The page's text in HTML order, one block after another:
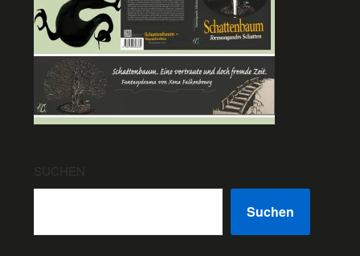
SUCHEN
Suchen